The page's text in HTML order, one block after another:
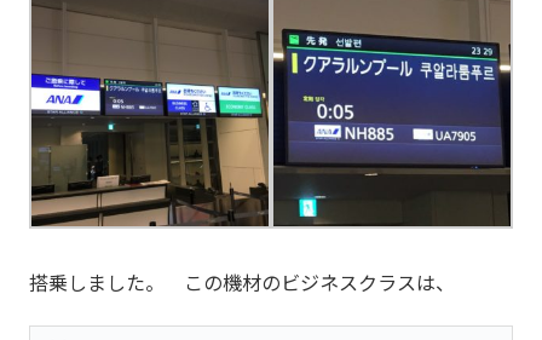
搭乗しました。 この機材のビジネスクラスは、